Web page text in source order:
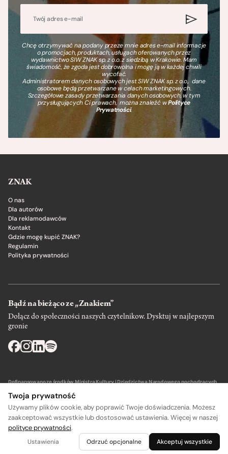
Chcę otrzymywać na podany przeze mnie adres e-mail informacje
o promocjach, produktach, usługach oferowanych przez
wydawnictwo SIW ZNAK sp. z o.o. z siedzibą w Krakowie. Mam
świadomość, że zgoda jest dobrowolna i mogę ją w każdej chwili
wycofać.
Administratorem danych osobowych jest SIW ZNAK sp. z o.o., dane
osobowe będą przetwarzane w celach marketingowych.
Szczegółowe zasady przetwarzania danych osobowych, w tym
przysługujących Ci prawach, można znaleźć wPolityce
Prywatności.
ZNAK
O nas
Dla autorów
Dla reklamodawców
Kontakt
Gdzie mogę kupić ZNAK?
Regulamin
Polityka prywatności
Bądź na bieżąco ze „Znakiem”
Dołącz do społeczności naszych czytelnikow. Dysktuj w najlepszym
gronie
Dofinansowano ze środków Ministra Kultury i Dziedzictwa Narodowego pochodzących
Wydawca: SIW Znak w Krakowie
Twoja prywatność
Używamy plików cookie, aby poprawić Twoje doświadczenia. Możesz
zaakceptować wszystkie lub dostosować ustawienia. Więcej w naszej
polityce prywatności.
Ustawienia Odrzuć opcjonalne Akceptuj wszystkie